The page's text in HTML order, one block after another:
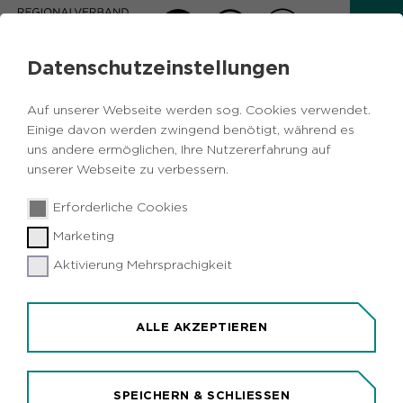
Datenschutzeinstellungen
Auf unserer Webseite werden sog. Cookies verwendet.
Einige davon werden zwingend benötigt, während es
uns andere ermöglichen, Ihre Nutzererfahrung auf
unserer Webseite zu verbessern.
Erforderliche Cookies
Marketing
Aktivierung Mehrsprachigkeit
ALLE AKZEPTIEREN
SPEICHERN & SCHLIESSEN
AKTUELLES
Zurück
Deutschland
Intendant Kay Voges eröffnet Spielzeit
mit Simultan-Inszenierung in Dortmund
Dortmund (idr). Das Berliner Ensemble und das
Dortmunder Intendant Kay Voges inszeniert "Die